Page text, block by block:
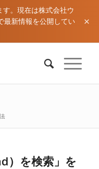
。現在は株式会社ウ
最新情報を公開してい
×
）を検索」を